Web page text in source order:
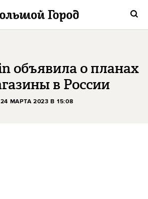
объявила о планах
в России
МАРТА 2023 В 15:08